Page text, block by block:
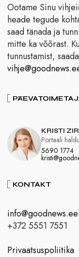
Ootame Sinu
heade tegude
saad tänada ja
mitte ka võõrast.
tunnustamist,
KRISTI
5690 1774
Portaali
KONTAKT
info@goodnews.ee
+372 5551 7551
Privaatsuspoliitika